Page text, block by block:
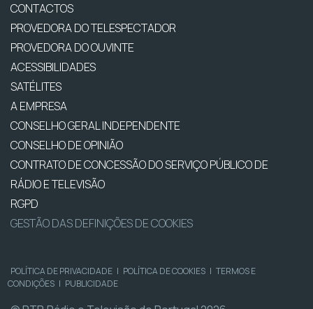
CONTACTOS
PROVEDORA DO TELESPECTADOR
PROVEDORA DO OUVINTE
ACESSIBILIDADES
SATÉLITES
A EMPRESA
CONSELHO GERAL INDEPENDENTE
CONSELHO DE OPINIÃO
CONTRATO DE CONCESSÃO DO SERVIÇO PÚBLICO DE
RÁDIO E TELEVISÃO
RGPD
GESTÃO DAS DEFINIÇÕES DE COOKIES
POLÍTICA DE PRIVACIDADE | POLÍTICA DE COOKIES | TERMOS E
CONDIÇÕES | PUBLICIDADE